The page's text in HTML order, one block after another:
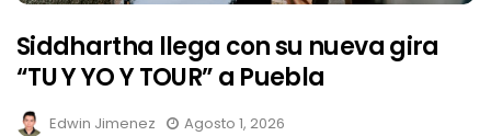
Siddhartha llega con su nueva gira
“TU Y YO Y TOUR” a Puebla
Edwin Jimenez Agosto 1, 2026